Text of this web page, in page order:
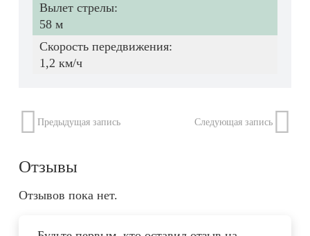
Вылет стрелы:
58 м
Скорость передвижения:
1,2 км/ч
Предыдущая запись Следующая запись
Отзывы
Отзывов пока нет.